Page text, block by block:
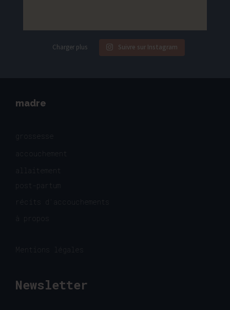
Charger plus Suivre sur Instagram
madre
grossesse
accouchement
allaitement
post-partum
récits d'accouchements
à propos
Mentions légales
Newsletter